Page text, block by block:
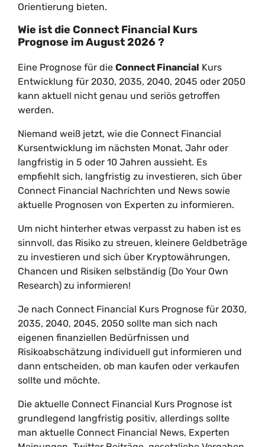
Orientierung bieten.
Wie ist die Connect Financial Kurs
Prognose imAugust2026?
Eine Prognose für die Connect Financial Kurs
Entwicklung für 2030, 2035, 2040, 2045 oder 2050
kann aktuell nicht genau und seriös getroffen
werden.
Niemand weiß jetzt, wie die Connect Financial
Kursentwicklung im nächsten Monat, Jahr oder
langfristig in 5 oder 10 Jahren aussieht. Es
empfiehlt sich, langfristig zu investieren, sich über
Connect Financial Nachrichten und News sowie
aktuelle Prognosen von Experten zu informieren.
Um nicht hinterher etwas verpasst zu haben ist es
sinnvoll, das Risiko zu streuen, kleinere Geldbeträge
zu investieren und sich über Kryptowährungen,
Chancen und Risiken selbständig (Do Your Own
Research) zu informieren!
Je nach Connect Financial Kurs Prognose für 2030,
2035, 2040, 2045, 2050 sollte man sich nach
eigenen finanziellen Bedürfnissen und
Risikoabschätzung individuell gut informieren und
dann entscheiden, ob man kaufen oder verkaufen
sollte und möchte.
Die aktuelle Connect Financial Kurs Prognose ist
grundlegend langfristig positiv, allerdings sollte
man aktuelle Connect Financial News, Experten